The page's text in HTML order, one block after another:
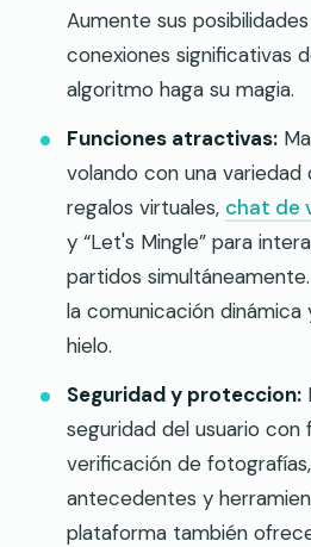
Aumente sus
conexiones significativas
algoritmo haga su magia.
Funciones atractivas:
volando con una
regalos virtuales, chat de
y “Let's Mingle” para
partidos
la comunicación
hielo.
Seguridad y proteccion:
seguridad del usuario
verificación de
antecedentes y
plataforma también